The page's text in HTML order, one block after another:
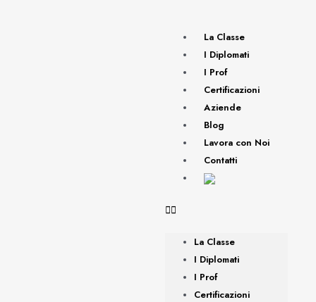
La Classe
I Diplomati
I Prof
Certificazioni
Aziende
Blog
Lavora con Noi
Contatti
La Classe
I Diplomati
I Prof
Certificazioni